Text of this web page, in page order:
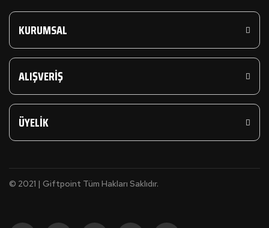
KURUMSAL
ALIŞVERİŞ
ÜYELİK
© 2021 | Giftpoint Tüm Hakları Saklıdır.